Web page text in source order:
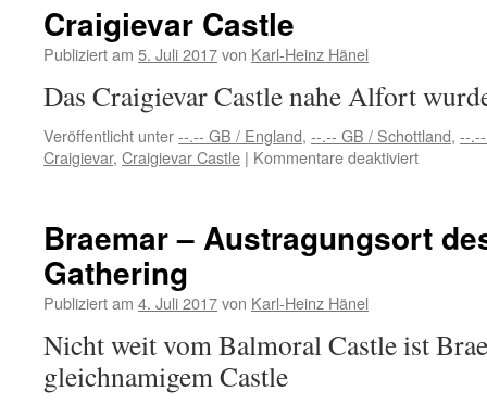
House
Hotel
Spa
Craigievar Castle
Publiziert am 5. Juli 2017von Karl-Heinz Hänel
Das Craigievar Castle nahe Alfort
Veröffentlicht unter--.-- GB / England, --.-- GB / Schottland, --
Craigievar, Craigievar Castle | Kommentare deaktiviertfür
Braemar – Austragungsort
Gathering
Publiziert am 4. Juli 2017von Karl-Heinz Hänel
Nicht weit vom Balmoral Castle ist
gleichnamigem Castle